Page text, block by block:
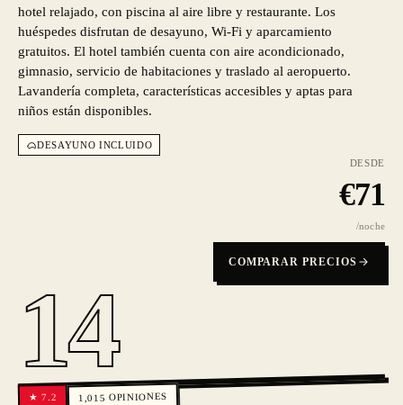
hotel relajado, con piscina al aire libre y restaurante. Los
huéspedes disfrutan de desayuno, Wi-Fi y aparcamiento
gratuitos. El hotel también cuenta con aire acondicionado,
gimnasio, servicio de habitaciones y traslado al aeropuerto.
Lavandería completa, características accesibles y aptas para
niños están disponibles.
DESAYUNO INCLUIDO
DESDE
€71
/noche
COMPARAR PRECIOS
14
★7.2 1,015 OPINIONES